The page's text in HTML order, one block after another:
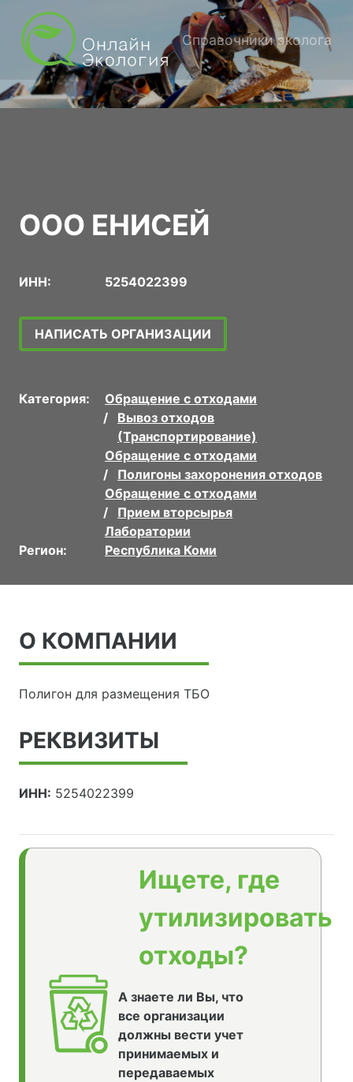
Справочники эколога
ООО ЕНИСЕЙ
ИНН: 5254022399
НАПИСАТЬ ОРГАНИЗАЦИИ
Категория:
Обращение с отходами
Вывоз отходов
(Транспортирование)
Обращение с отходами
Полигоны захоронения отходов
Обращение с отходами
Прием вторсырья
Лаборатории
Регион:
Республика Коми
О КОМПАНИИ
Полигон для размещения ТБО
РЕКВИЗИТЫ
ИНН: 5254022399
Ищете, где
утилизировать
отходы?
А знаете ли Вы, что
все организации
должны вести учет
принимаемых и
передаваемых